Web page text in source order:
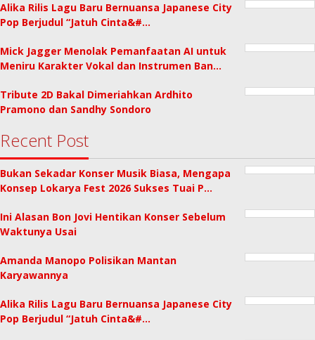
Alika Rilis Lagu Baru Bernuansa Japanese City
Pop Berjudul “Jatuh Cinta&#…
Mick Jagger Menolak Pemanfaatan AI untuk
Meniru Karakter Vokal dan Instrumen Ban…
Tribute 2D Bakal Dimeriahkan Ardhito
Pramono dan Sandhy Sondoro
Recent Post
Bukan Sekadar Konser Musik Biasa, Mengapa
Konsep Lokarya Fest 2026 Sukses Tuai P…
Ini Alasan Bon Jovi Hentikan Konser Sebelum
Waktunya Usai
Amanda Manopo Polisikan Mantan
Karyawannya
Alika Rilis Lagu Baru Bernuansa Japanese City
Pop Berjudul “Jatuh Cinta&#…